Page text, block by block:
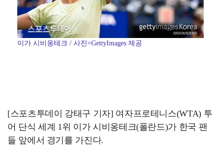
이가 시비옹테크 / 사진=GettyImages 제공
[스포츠투데이 강태구 기자] 여자프로테니스(WTA) 투
어 단식 세계 1위 이가 시비옹테크(폴란드)가 한국 팬
들 앞에서 경기를 가진다.